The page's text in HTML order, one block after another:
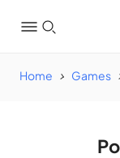
Home Games